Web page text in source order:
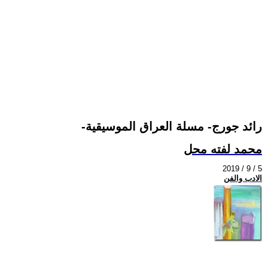
-رائد جورج- مسلة العراق الموسيقية
محمد لفته محل
2019 / 9 / 5
الادب والفن